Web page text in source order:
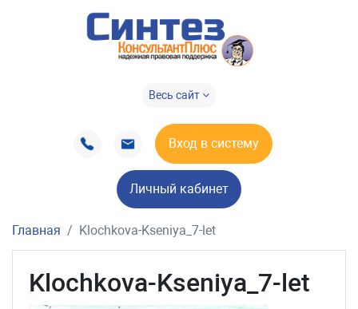
Весь сайт
Вход в систему
Личный кабинет
Главная Klochkova-Kseniya_7-let
Klochkova-Kseniya_7-let